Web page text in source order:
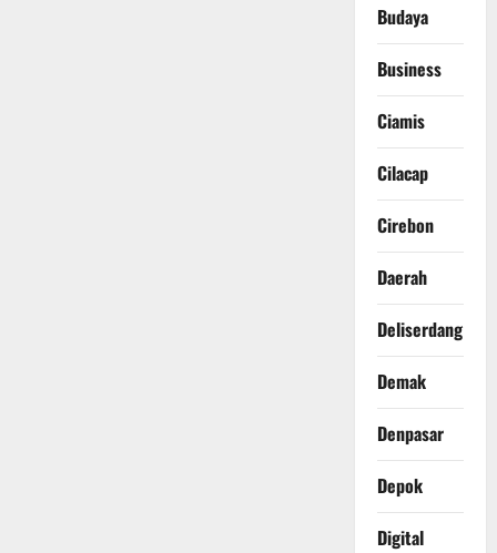
Budaya
Business
Ciamis
Cilacap
Cirebon
Daerah
Deliserdang
Demak
Denpasar
Depok
Digital